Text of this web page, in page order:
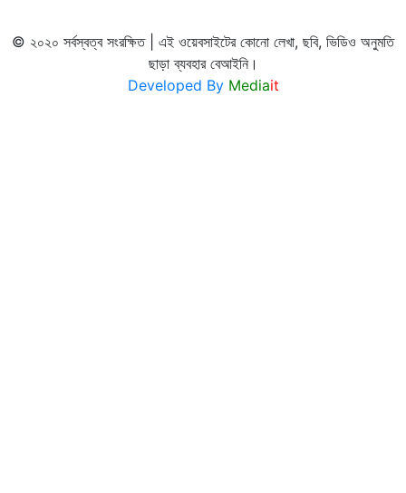
© ২০২০ সর্বস্বত্ব সংরক্ষিত | এই ওয়েবসাইটের কোনো লেখা, ছবি, ভিডিও অনুমতি
ছাড়া ব্যবহার বেআইনি।
Developed By Mediait